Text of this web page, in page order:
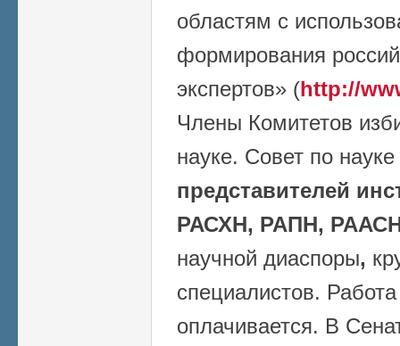
областям с
формирования
экспертов» (http://
Члены Комитетов
науке. Совет по
представителей
РАСХН, РАПН,
научной диаспоры,
специалистов.
оплачивается. В